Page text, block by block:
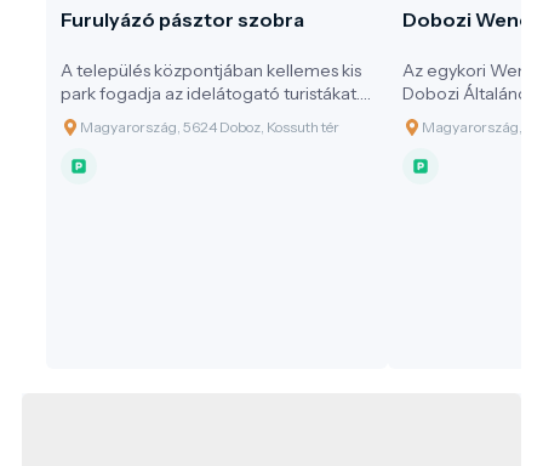
Furulyázó pásztor szobra
A település központjában kellemes kis
park fogadja az idelátogató turistákat.
Közepén a Millennium tiszteletére, a
Millennium évében, 2000-ben Doboz
Nagyközség Önkormányzata által
Magyarország, 5624 Doboz, Kossuth tér
Dobozi
Az egykori
Dobozi Általános
Magyarország,